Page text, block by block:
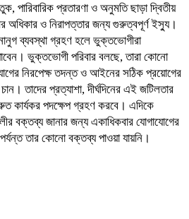
পারিবারিক প্রতারণা ও অনুমতি ছাড়া দ্বিতীয়
অধিকার ও নিরাপত্তার জন্য গুরুত্বপূর্ণ ইস্যু।
ব্যবস্থা গ্রহণ হলে ভুক্তভোগীরা
ভুক্তভোগী পরিবার বলছে, তারা কোনো
নিরপেক্ষ তদন্ত ও আইনের সঠিক প্রয়োগের
চান। তাদের প্রত্যাশা, দীর্ঘদিনের এই জটিলতার
কার্যকর পদক্ষেপ গ্রহণ করবে। এদিকে
বক্তব্য জানার জন্য একাধিকবার যোগাযোগের
তার কোনো বক্তব্য পাওয়া যায়নি।